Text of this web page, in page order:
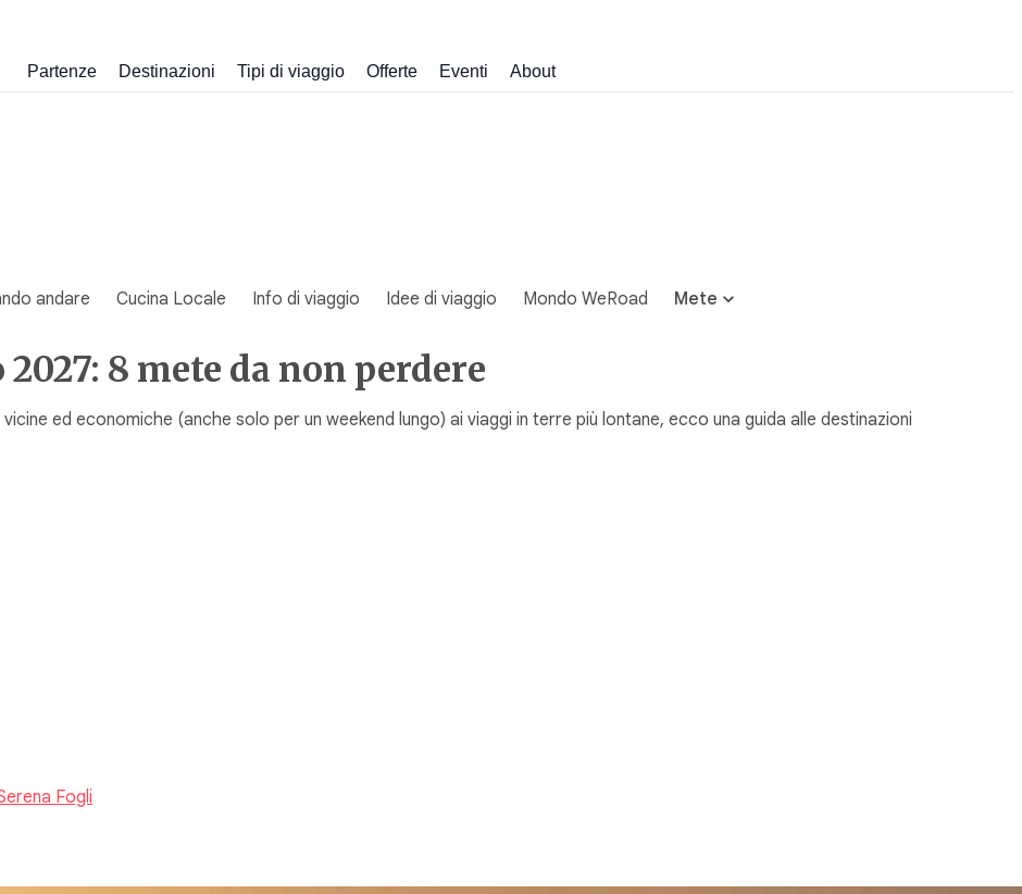
Partenze Destinazioni Tipi di viaggio Offerte Eventi About
andare Cucina Locale Info di viaggio Idee di viaggio Mondo WeRoad Mete
8 mete da non perdere
ed economiche (anche solo per un weekend lungo) ai viaggi in terre più lontane, ecco una guida alle destinazioni
Fogli